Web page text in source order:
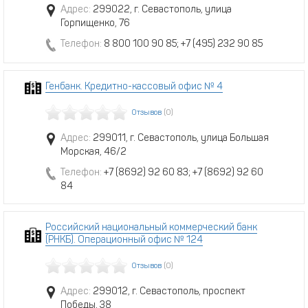
Адрес: 299022, г. Севастополь, улица
Горпищенко, 76
Телефон: 8 800 100 90 85; +7 (495) 232 90 85
Генбанк. Кредитно-кассовый офис № 4
Отзывов (0)
Адрес: 299011, г. Севастополь, улица Большая
Морская, 46/2
Телефон: +7 (8692) 92 60 83; +7 (8692) 92 60
84
Российский национальный коммерческий банк
(РНКБ). Операционный офис № 124
Отзывов (0)
Адрес: 299012, г. Севастополь, проспект
Победы, 38